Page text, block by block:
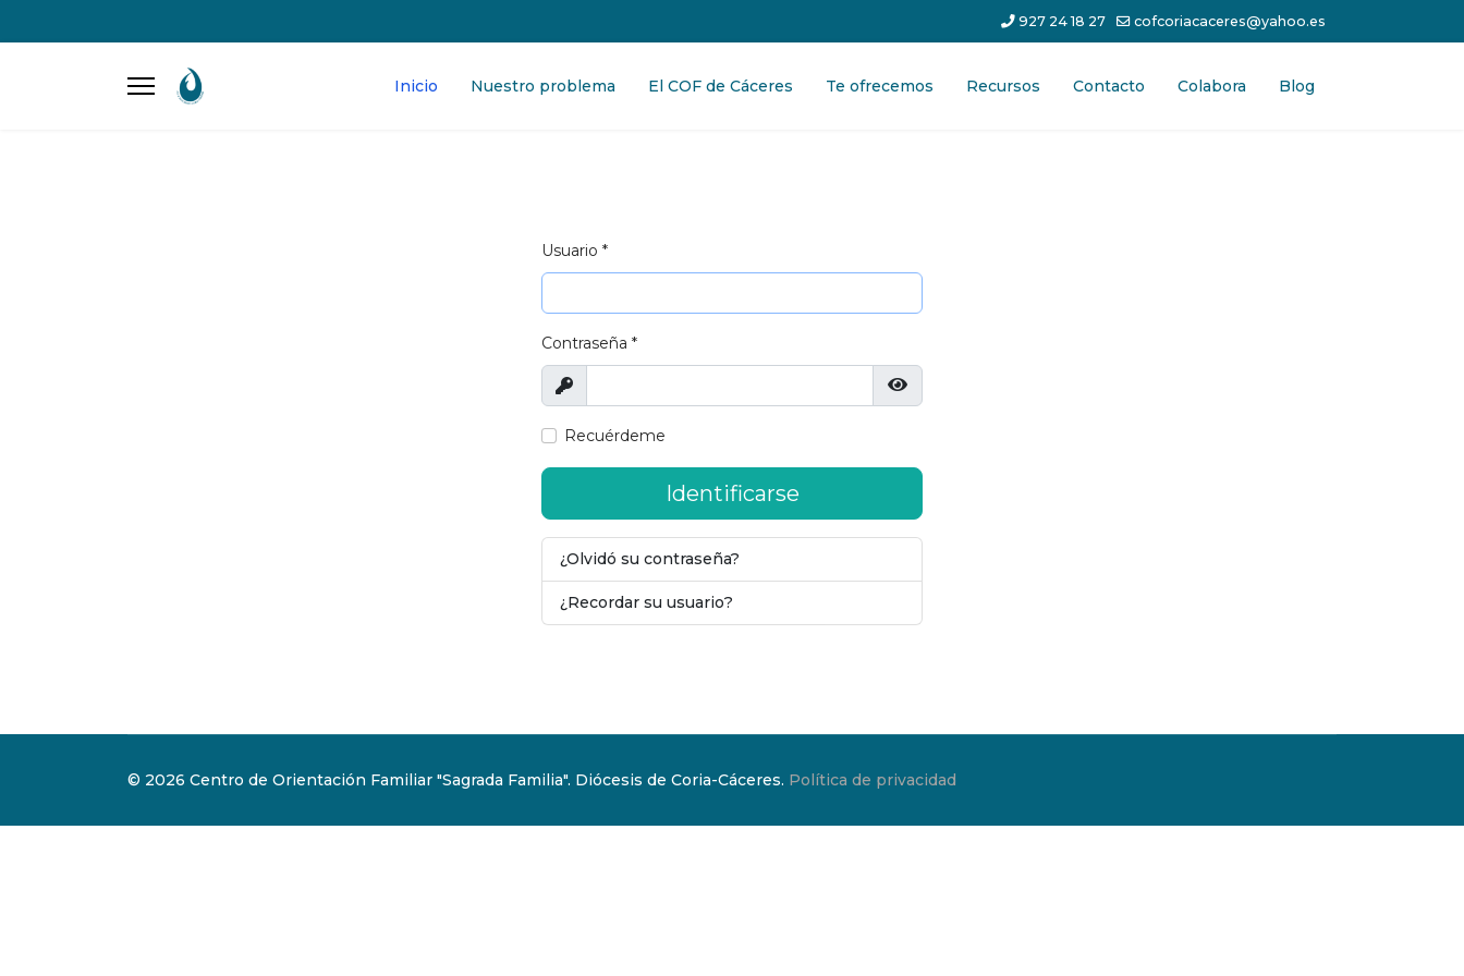
927 24 18 27 cofcoriacaceres@yahoo.es
Inicio Nuestro problema El COF de Cáceres Te ofrecemos Recursos Contacto Colabora Blog
Usuario *
Contraseña *
Mostrar
Mostrar contraseña
Recuérdeme
Identificarse
¿Olvidó su contraseña?
¿Recordar su usuario?
© 2026 Centro de Orientación Familiar "Sagrada Familia". Diócesis de Coria-Cáceres. Política de privacidad